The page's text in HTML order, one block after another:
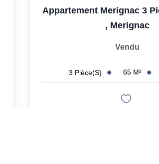
, Merignac
Vendu
3 Pièce(s) 65 M²